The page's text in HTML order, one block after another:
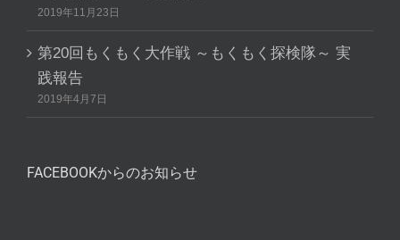
2019年11月23日
第20回もくもく大作戦 ～もくもく探検隊～ 実
践報告
2019年4月7日
FACEBOOKからのお知らせ